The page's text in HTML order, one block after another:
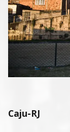
Caju-RJ